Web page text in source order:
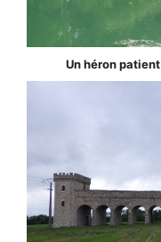
Un héron patient